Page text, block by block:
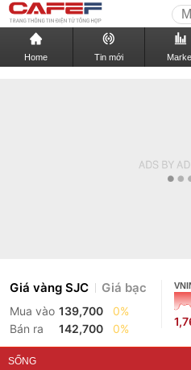
Home Tin mới
Giá vàng SJC Giá bạc
Mua vào 139,700
0%
Bán ra
142,700 0%
SỐNG